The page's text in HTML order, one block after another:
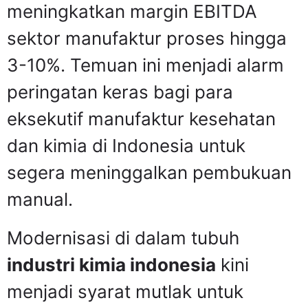
meningkatkan margin EBITDA
sektor manufaktur proses hingga
3-10%. Temuan ini menjadi alarm
peringatan keras bagi para
eksekutif manufaktur kesehatan
dan kimia di Indonesia untuk
segera meninggalkan pembukuan
manual.
Modernisasi di dalam tubuh
industri kimia indonesia kini
menjadi syarat mutlak untuk